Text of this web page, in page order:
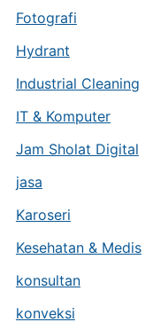
Fotografi
Hydrant
Industrial Cleaning
IT & Komputer
Jam Sholat Digital
jasa
Karoseri
Kesehatan & Medis
konsultan
konveksi